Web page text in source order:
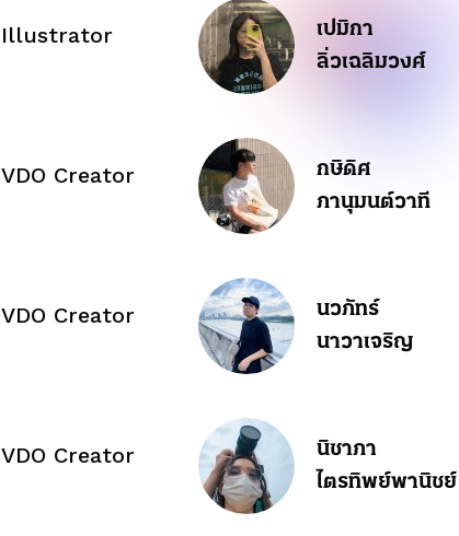
Illustrator
เปมิกา
ลิ่วเฉลิมวงศ์
VDO Creator
กษิดิศ
ภานุมนต์วาที
VDO Creator
นวภัทร์
นาวาเจริญ
VDO Creator
นิชาภา
ไตรทิพย์พานิชย์